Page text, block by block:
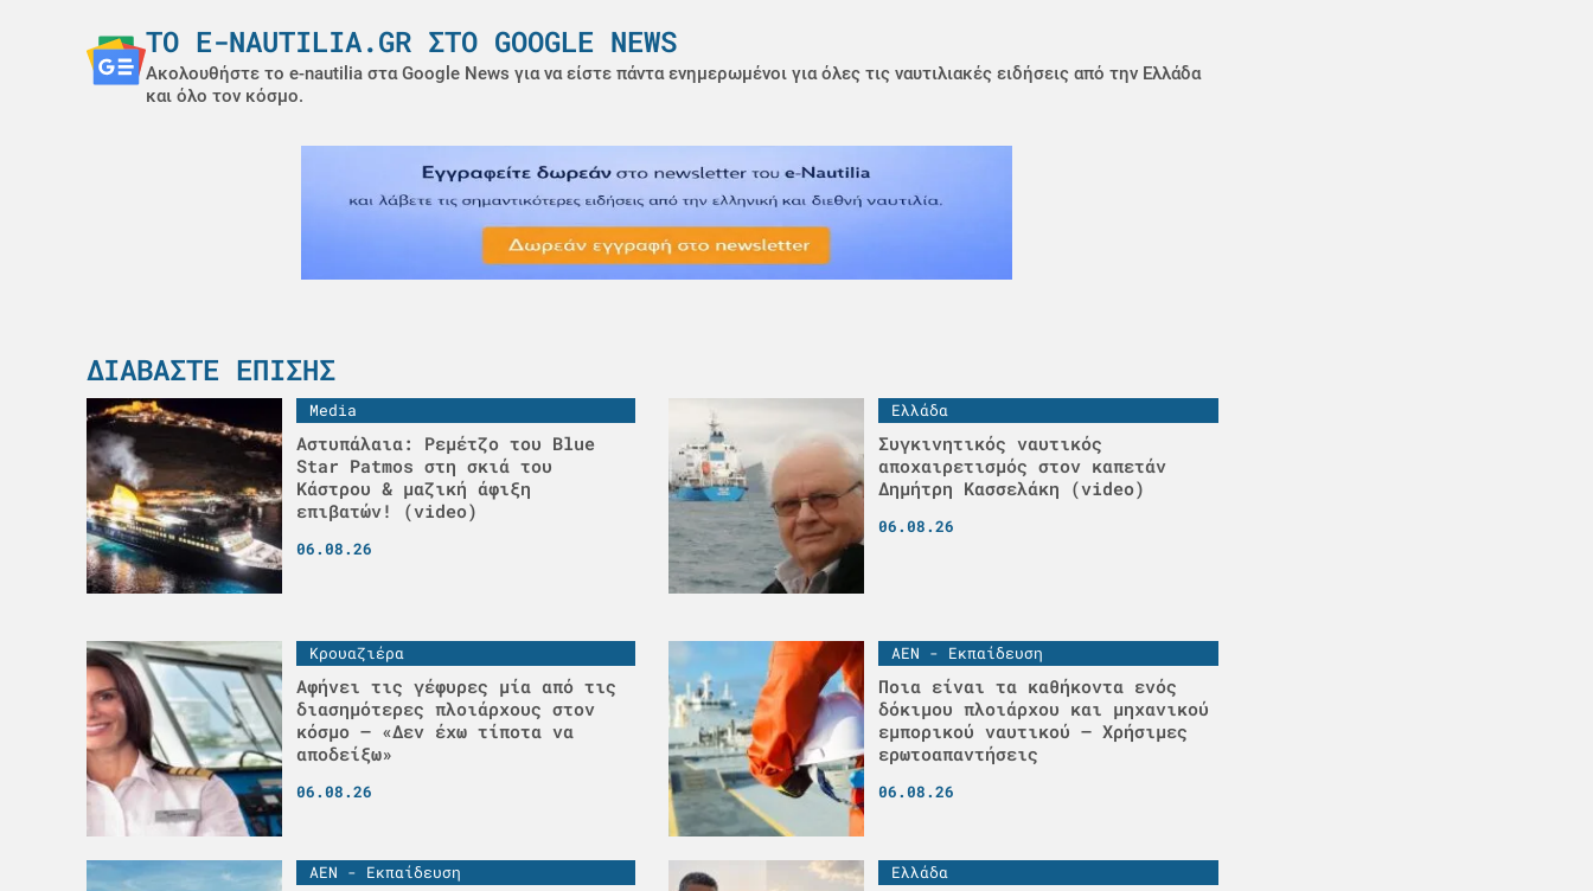
ΤΟ E-NAUTILIA.GR ΣΤΟ GOOGLE NEWS
Ακολουθήστε το e-nautilia στα Google News για να είστε πάντα ενημερωμένοι για όλες τις ναυτιλιακές ειδήσεις από την Ελλάδα
και όλο τον κόσμο.
ΔΙΑΒΆΣΤΕ ΕΠΊΣΗΣ
Media
Αστυπάλαια: Ρεμέτζο του Blue
Star Patmos στη σκιά του
Κάστρου & μαζική άφιξη
επιβατών! (video)
06.08.26
Ελλάδα
Συγκινητικός ναυτικός
αποχαιρετισμός στον καπετάν
Δημήτρη Κασσελάκη (video)
06.08.26
Κρουαζιέρα
Αφήνει τις γέφυρες μία από τις
διασημότερες πλοιάρχους στον
κόσμο – «Δεν έχω τίποτα να
αποδείξω»
06.08.26
ΑΕΝ - Εκπαίδευση
Ποια είναι τα καθήκοντα ενός
δόκιμου πλοιάρχου και μηχανικού
εμπορικού ναυτικού – Χρήσιμες
ερωτοαπαντήσεις
06.08.26
ΑΕΝ - Εκπαίδευση Ελλάδα